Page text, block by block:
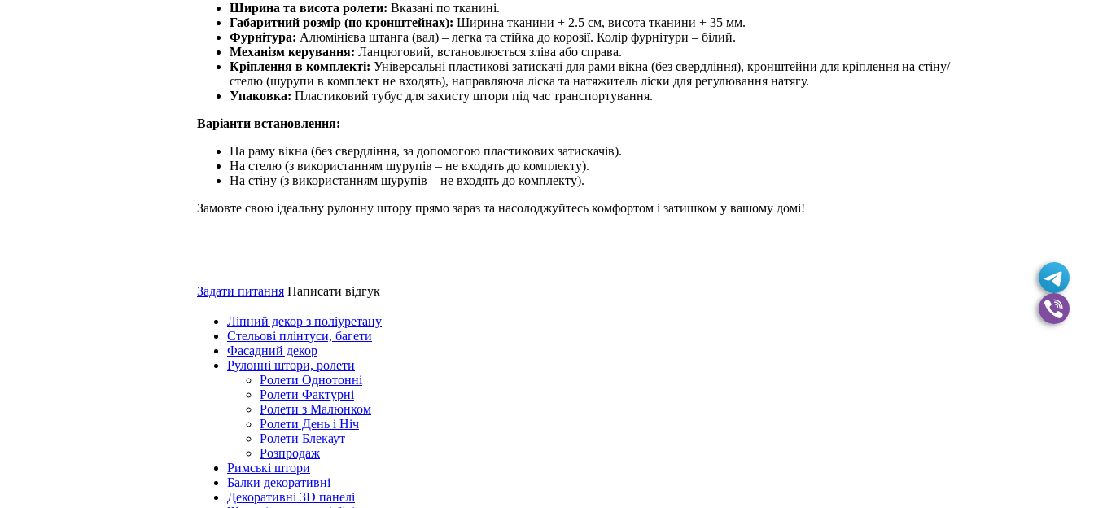
Ширина та висота ролети: Вказані по тканині.
Габаритний розмір (по кронштейнах): Ширина тканини + 2.5 см, висота тканини + 35 мм.
Фурнітура: Алюмінієва штанга (вал) – легка та стійка до корозії. Колір фурнітури – білий.
Механізм керування: Ланцюговий, встановлюється зліва або справа.
Кріплення в комплекті: Універсальні пластикові затискачі для рами вікна (без свердління), кронштейни для кріплення на стіну/
стелю (шурупи в комплект не входять), направляюча ліска та натяжитель ліски для регулювання натягу.
Упаковка: Пластиковий тубус для захисту штори під час транспортування.
Варіанти встановлення:
На раму вікна (без свердління, за допомогою пластикових затискачів).
На стелю (з використанням шурупів – не входять до комплекту).
На стіну (з використанням шурупів – не входять до комплекту).
Замовте свою ідеальну рулонну штору прямо зараз та насолоджуйтесь комфортом і затишком у вашому домі!
Задати питання Написати відгук
Ліпний декор з поліуретану
Стельові плінтуси, багети
Фасадний декор
Рулонні штори, ролети
Ролети Однотонні
Ролети Фактурні
Ролети з Малюнком
Ролети День і Ніч
Ролети Блекаут
Розпродаж
Римські штори
Балки декоративні
Декоративні 3D панелі